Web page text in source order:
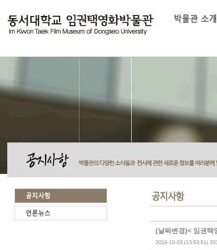
(날짜변경)< 임권택
2019-10-03 (13:53:51)